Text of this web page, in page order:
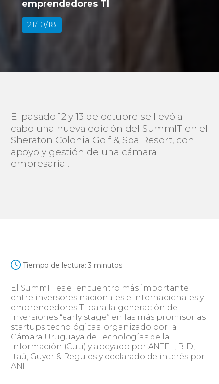
emprendedores TI
21/10/18
El pasado 12 y 13 de octubre se llevó a
cabo una nueva edición del SummIT en el
Sheraton Colonia Golf & Spa Resort, con
apoyo y gestión de una cámara
empresarial.
Tiempo de lectura: 3 minutos
El SummIT es el encuentro más importante
entre inversores nacionales e internacionales y
emprendedores TI para la generación de
inversiones “early stage” en las más promisorias
startups tecnológicas; organizado por la
Cámara Uruguaya de Tecnologías de la
Información (Cuti) y apoyado por ANTEL, BID,
Itaú, Guyer & Regules y declarado de interés por
ANII.